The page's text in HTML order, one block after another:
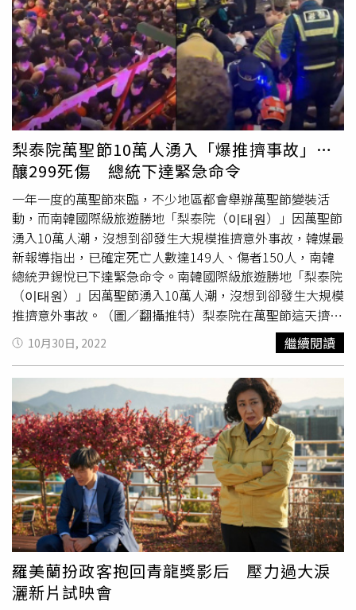
悅聞訊後，立刻下達緊急命令，並表示希望相關部門盡可能
為受害者提供急救和治療。南韓國務總理韓悳洙也指示，盼
官員能盡力降低損失。而本在歐洲進行訪問行程的首爾市長
吳世勳得知此事後，也決定立刻返國。根據《朝鮮日報》報
導，消息曝光後引發國際關注，CNN、紐約時報都製作了突
發新聞頁面，華盛頓郵報、華爾街日報也將這起事件以頭版
文章進行處理。華盛頓郵報指出，梨泰院災難似乎是自
2014年世越號渡輪沉沒造成304人死亡以來，南韓傷亡人數
最多的一次。
梨泰院萬聖節10萬人湧入「爆推擠事故」…
釀299死傷 總統下達緊急命令
一年一度的萬聖節來臨，不少地區都會舉辦萬聖節變裝活
動，而南韓國際級旅遊勝地「梨泰院（이태원）」因萬聖節
湧入10萬人潮，沒想到卻發生大規模推擠意外事故，韓媒最
新報導指出，已確定死亡人數達149人、傷者150人，南韓
總統尹錫悅已下達緊急命令。南韓國際級旅遊勝地「梨泰院
（이태원）」因萬聖節湧入10萬人潮，沒想到卻發生大規模
推擠意外事故。（圖／翻攝推特）梨泰院在萬聖節這天擠進
10萬人潮，沒想到卻爆出大規模推擠意外事故，有網友就整
理流出畫面，可以看到現場確實人擠人，許多人根本站都站
不穩；而其它圖片則可以看到有一排患者躺在地上，醫護人
員正進行心肺復甦術，街上民眾已被勸導疏散，據韓媒最新
報導指出，至少50人心跳停止。南韓國際級旅遊勝地「梨泰
院（이태원）」因萬聖節湧入10萬人潮，沒想到卻發生大規
模推擠意外事故。（圖／翻攝推特）南韓總統尹錫悅聞訊
後，立刻下達緊急命令，並表示希望相關部門盡可能為受害
者提供急救和治療，南韓國務總理韓悳洙也指示，盼官員能
盡力降低損失；而本在歐洲進行訪問行程的
首爾市長吳世勳
得知事故後，也決定立刻返國。
10月30日, 2022 繼續閱讀
羅美蘭扮政客抱回青龍獎影后 壓力過大淚
灑新片試映會